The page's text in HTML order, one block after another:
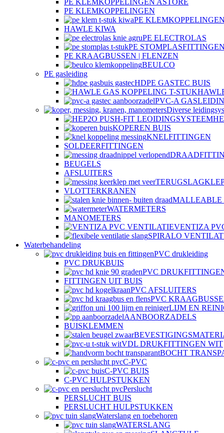
PE KLEMKOPPELINGEN ASTORE
PE KLEMKOPPELINGEN
PE
HAWLE KIWA
PE ELECTROLAS
PE
PE KRAAGBUSSEN | FLENZEN
BEULCO
PE gasleiding
HDPE GASTEC BUIS
PVC-A
Diverse
KOPEREN BUIS
KNELFITTINGEN
SOLDEERFITTINGEN
BEUGELS
AFSLUITERS
VLOTTERKRANEN
MALLEABLE
WATERMETERS
MANOMETERS
VENTIZA
SPIRALO
Waterbehandeling
PVC drukleiding
PVC DRUKBUIS
PVC
FITTINGEN UIT BUIS
PVC AFSLUITERS
PVC
LIJM EN
AANBOORZADELS
BUISKLEMMEN
VDL DRUKFITTINGEN WIT
BOCHT
C-PVC
C-PVC BUIS
C-PVC HULPSTUKKEN
Perslucht
PERSLUCHT BUIS
PERSLUCHT HULPSTUKKEN
Waterslang en toebehoren
WATERSLANG